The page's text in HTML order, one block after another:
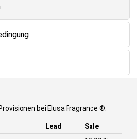
bei Elusa Fragrance ®:
Lead
Sale